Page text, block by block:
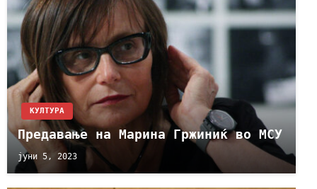
КУЛТУРА
Предавање на Марина Гржиниќ во МСУ
јуни 5, 2023